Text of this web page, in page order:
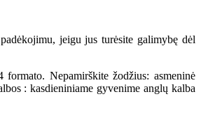
jeigu jus turėsite galimybę dėl
Nepamirškite žodžius: asmeninė
: kasdieniniame gyvenime anglų kalba